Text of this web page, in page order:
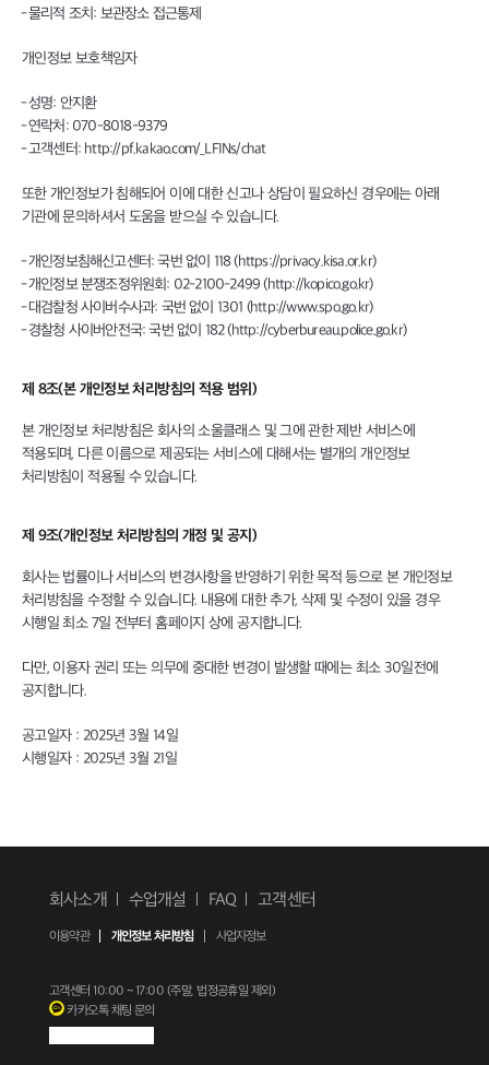
물리적 조치: 보관장소 접근통제
개인정보 보호책임자
성명: 안지환
연락처: 070-8018-9379
고객센터: http://pf.kakao.com/_LFINs/chat
또한 개인정보가 침해되어 이에 대한 신고나 상담이 필요하신 경우에는 아래
기관에 문의하셔서 도움을 받으실 수 있습니다.
개인정보침해신고센터: 국번 없이 118 (https://privacy.kisa.or.kr)
개인정보 분쟁조정위원회: 02-2100-2499 (http://kopico.go.kr)
대검찰청 사이버수사과: 국번 없이 1301 (http://www.spo.go.kr)
경찰청 사이버안전국: 국번 없이 182 (http://cyberbureau.police.go.kr)
제 8조(본 개인정보 처리방침의 적용 범위)
본 개인정보 처리방침은 회사의 소울클래스 및 그에 관한 제반 서비스에
적용되며, 다른 이름으로 제공되는 서비스에 대해서는 별개의 개인정보
처리방침이 적용될 수 있습니다.
제 9조(개인정보 처리방침의 개정 및 공지)
회사는 법률이나 서비스의 변경사항을 반영하기 위한 목적 등으로 본 개인정보
처리방침을 수정할 수 있습니다. 내용에 대한 추가, 삭제 및 수정이 있을 경우
시행일 최소 7일 전부터 홈페이지 상에 공지합니다.
다만, 이용자 권리 또는 의무에 중대한 변경이 발생할 때에는 최소 30일전에
공지합니다.
공고일자 : 2025년 3월 14일
시행일자 : 2025년 3월 21일
회사소개 수업개설 FAQ 고객센터
이용약관 개인정보 처리방침 사업자정보
고객센터10:00 ~ 17:00 (주말, 법정공휴일 제외)
카카오톡 채팅 문의